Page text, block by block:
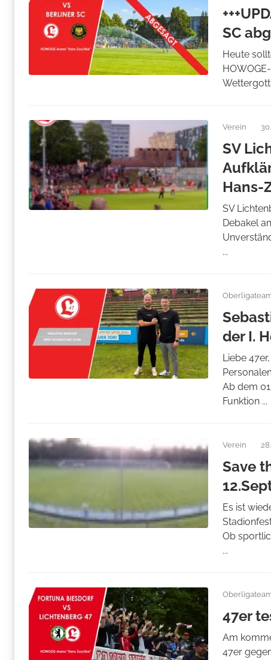
SC
Heute
Wettergott
Verein
SV
Hans-
SV
Debakel
...
der I.
Liebe
Ab dem
Funktion ...
Verein
Save
Es ist
Ob
...
47er
Am
47er